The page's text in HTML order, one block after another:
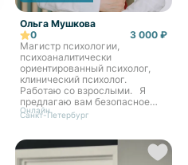
Ольга Мушкова
0
3 000 ₽
Магистр психологии,
психоаналитически
ориентированный психолог,
клинический психолог.
Работаю со взрослыми. Я
предлагаю вам безопасное
пространство, где мы сможем
приблизиться к желаемым
изменениям.
Онлайн
Санкт-Петербург